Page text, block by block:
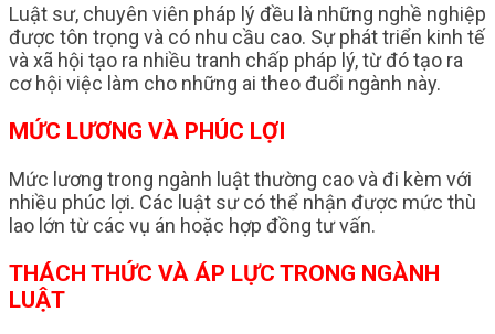
Luật sư, chuyên viên pháp lý đều là những nghề nghiệp
được tôn trọng và có nhu cầu cao. Sự phát triển kinh tế
và xã hội tạo ra nhiều tranh chấp pháp lý, từ đó tạo ra
cơ hội việc làm cho những ai theo đuổi ngành này.
MỨC LƯƠNG VÀ PHÚC LỢI
Mức lương trong ngành luật thường cao và đi kèm với
nhiều phúc lợi. Các luật sư có thể nhận được mức thù
lao lớn từ các vụ án hoặc hợp đồng tư vấn.
THÁCH THỨC VÀ ÁP LỰC TRONG NGÀNH
LUẬT